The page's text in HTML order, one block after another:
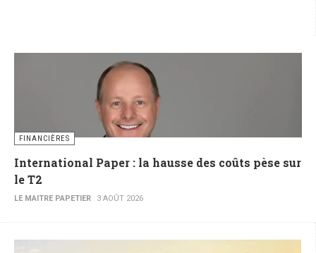
FINANCIÈRES
International Paper : la hausse des coûts pèse sur
le T2
LE MAITRE PAPETIER 3 AOÛT 2026